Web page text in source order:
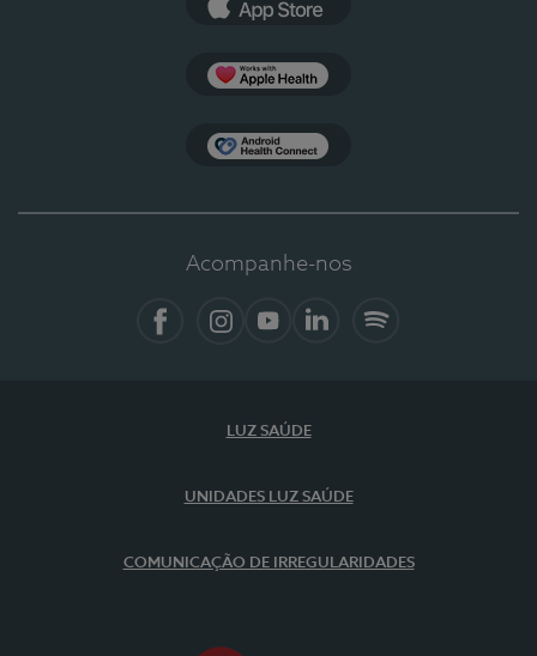
Acompanhe-nos
LUZ SAÚDE
UNIDADES LUZ SAÚDE
COMUNICAÇÃO DE IRREGULARIDADES